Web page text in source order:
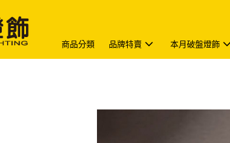
商品分類 品牌特賣 本月破盤燈飾